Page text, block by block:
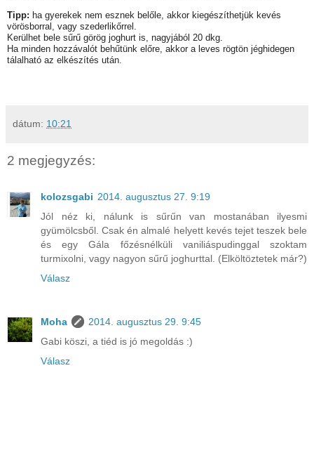
Tipp: ha gyerekek nem esznek belőle, akkor kiegészíthetjük kevés
vörösborral, vagy szederlikőrrel.
Kerülhet bele sűrű görög joghurt is, nagyjából 20 dkg.
Ha minden hozzávalót behűtünk előre, akkor a leves rögtön jéghidegen
tálalható az elkészítés után.
dátum: 10:21
2 megjegyzés:
kolozsgabi 2014. augusztus 27. 9:19
Jól néz ki, nálunk is sűrűn van mostanában ilyesmi
gyümölcsből. Csak én almalé helyett kevés tejet teszek bele
és egy Gála főzésnélküli vaniliáspudinggal szoktam
turmixolni, vagy nagyon sűrű joghurttal. (Elköltöztetek már?)
Válasz
Moha
2014. augusztus 29. 9:45
Gabi köszi, a tiéd is jó megoldás :)
Válasz